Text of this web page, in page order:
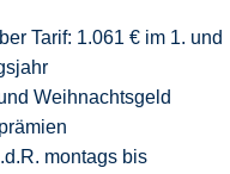
Tarif: 1.061 € im 1. und
Weihnachtsgeld
montags bis